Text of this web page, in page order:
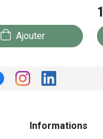
Ajouter
Informations